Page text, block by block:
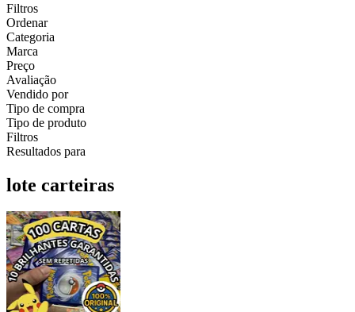
Filtros
Ordenar
Categoria
Marca
Preço
Avaliação
Vendido por
Tipo de compra
Tipo de produto
Filtros
Resultados para
lote carteiras